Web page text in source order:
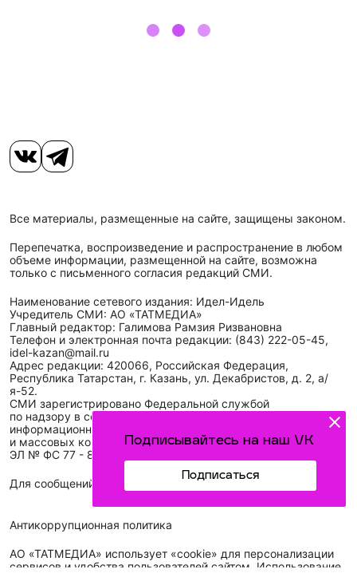
Подписывайтесь на наш VK
Подписаться
Все материалы, размещенные на сайте, защищены законом.
Перепечатка, воспроизведение и распространение в любом
объеме информации, размещенной на сайте, возможна
только с письменного согласия редакций СМИ.
Наименование сетевого издания: Идел-Идель
Учредитель СМИ: АО «ТАТМЕДИА»
Главный редактор: Галимова Рамзия Ризвановна
Телефон и электронная почта редакции: (843) 222-05-45,
idel-kazan@mail.ru
Адрес редакции: 420066, Российская Федерация,
Республика Татарстан, г. Казань, ул. Декабристов, д. 2, а/
я-52.
СМИ зарегистрировано Федеральной службой
по надзору в сфере связи,
информационных технологий
и массовых коммуникаций (Роскомнадзор)
ЭЛ № ФС 77 - 89431 от 14.05.2025
Для сообщений о фактах коррупции: idel-kazan@mail.ru
Антикоррупционная политика
АО «ТАТМЕДИА» использует «cookie» для персонализации
сервисов и удобства пользователей сайтом. Использование